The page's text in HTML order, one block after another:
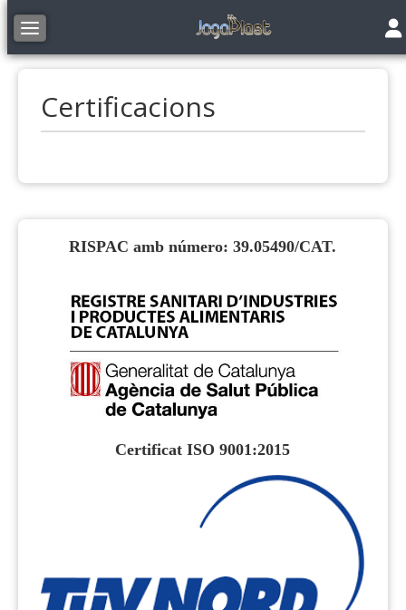
Toggle navigation
Certificacions
RISPAC amb número: 39.05490/CAT.
Certificat ISO 9001:2015